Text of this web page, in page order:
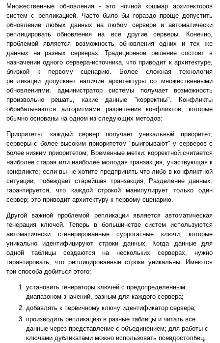
Множественные обновления - это ночной кошмар архитекторов
систем с репликацией. Часто было бы гораздо проще допустить
обновление любых данных на любом сервере и автоматически
реплицировать обновления на все другие серверы. Конечно,
проблемой является возможность обновления одних и тех же
данных на разных серверах. Традиционное решение состоит в
назначении одного сервера-источника, что приводит к архитектуре,
близкой к первому сценарию. Более сложная технология
репликации допускает наличие архитектуры со множественными
обновлениями; администратор системы получает возможность
произвольно решать, какие данные "корректны". Конфликты
обрабатываются алгоритмами разрешения конфликтов, которые
обычно основаны на одном из следующих методов:
Приоритеты: каждый сервер получает уникальный приоритет;
серверы с более высоким приоритетом "выигрывают" у серверов с
более низким приоритетом; Временные метки: корректной считается
наиболее старая или наиболее молодая транзакция, участвующая к
конфликте; если вы не хотите предпринять что-либо в конфликтной
ситуации, побеждает старейшая транзакция; Разделение данных:
гарантируется, что каждой строкой манипулирует только один
сервер; это приводит архитектуру к первому сценарию.
Другой важной проблемой репликации является автоматическая
генерация ключей. Теперь в большинстве систем используются
автоматически сгенерированные суррогатные ключи, которые
уникально идентифицируют строки данных. Когда данные для
одной таблицы создаются на нескольких серверах, нужно
гарантировать, что реплицированные строки уникальны. Имеются
три способа добиться этого:
установить генераторы ключей с предопределенным
диапазоном значений, разным для каждого сервера;
добавлять к первичному ключу идентификатор сервера;
производить репликацию в разные таблицы и читать все
данные через представление с объединением; для работы с
ключами дубликатами можно использовать псевдостолбец,